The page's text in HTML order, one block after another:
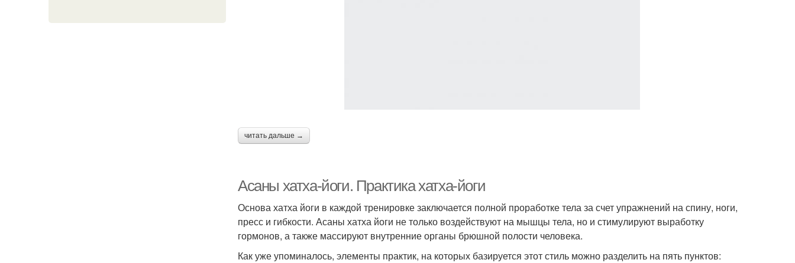
читать дальше →
Асаны хатха-йоги. Практика хатха-йоги
Основа хатха йоги в каждой тренировке заключается полной проработке тела за счет упражнений на спину, ноги,
пресс и гибкости. Асаны хатха йоги не только воздействуют на мышцы тела, но и стимулируют выработку
гормонов, а также массируют внутренние органы брюшной полости человека.
Как уже упоминалось, элементы практик, на которых базируется этот стиль можно разделить на пять пунктов: